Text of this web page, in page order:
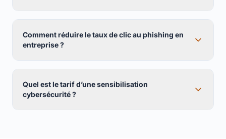
Comment réduire le taux de clic au phishing en
entreprise ?
Quel est le tarif d’une sensibilisation
cybersécurité ?